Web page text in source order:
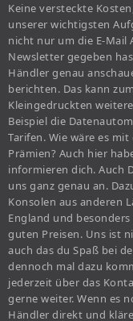
Keine versteckte
unserer wichtigsten
nicht nur um die E-Mail
Newsletter gegeben
Händler genau
berichten. Das kann
Kleingedruckten
Beispiel die
Tarifen. Wie wäre es
Prämien? Auch hier
informieren dich. Auch
uns ganz genau an.
Konsolen aus anderen
England und
guten Preisen. Uns ist
auch das du Spaß bei
dennoch mal dazu
jederzeit über das
gerne weiter. Wenn es
Händler direkt und